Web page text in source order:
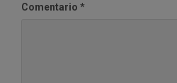
Comentario *